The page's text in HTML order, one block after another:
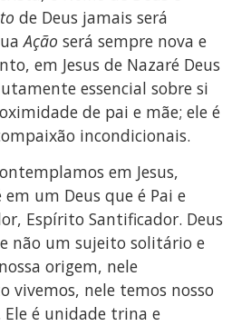
de Deus jamais será
Ação será sempre nova e
em Jesus de Nazaré Deus
essencial sobre si
de pai e mãe; ele é
incondicionais.
em Jesus,
um Deus que é Pai e
Espírito Santificador. Deus
não um sujeito solitário e
origem, nele
vivemos, nele temos nosso
é unidade trina e